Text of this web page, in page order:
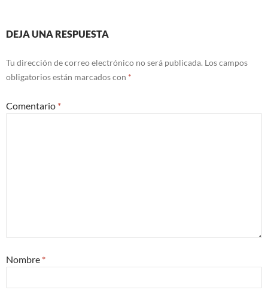
DEJA UNA RESPUESTA
Tu dirección de correo electrónico no será publicada. Los campos
obligatorios están marcados con *
Comentario *
Nombre *